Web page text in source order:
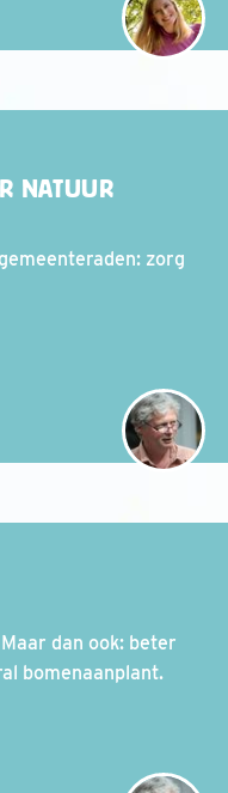
NATUUR
zorg
dan ook: beter
bomenaanplant.